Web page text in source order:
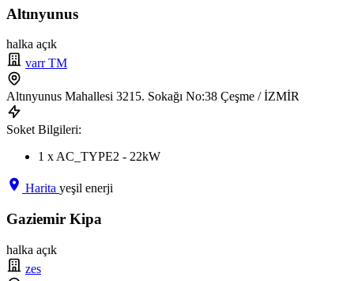
Altınyunus
halka açık
varr TM
Altınyunus Mahallesi 3215. Sokağı No:38 Çeşme / İZMİR
Soket Bilgileri:
1 x AC_TYPE2 - 22kW
Harita yeşil enerji
Gaziemir Kipa
halka açık
zes